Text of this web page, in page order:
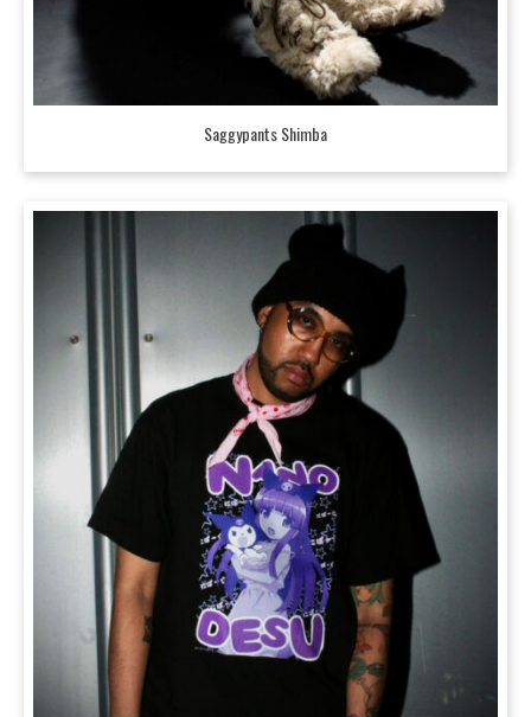
Saggypants Shimba